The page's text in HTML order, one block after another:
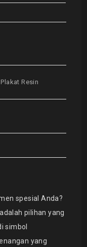
,Plakat Resin
spesial Anda?
pilihan yang
simbol
yang